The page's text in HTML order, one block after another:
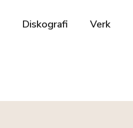
Diskografi Verk